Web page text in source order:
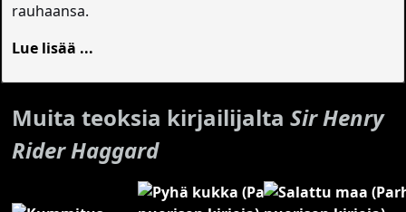
rauhaansa.
Lue lisää ...
Muita teoksia kirjailijaltaSir Henry
Rider Haggard